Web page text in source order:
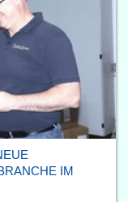
IM